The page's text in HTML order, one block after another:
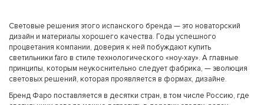
Световые решения этого испанского бренда — это новаторский
дизайн и материалы хорошего качества. Годы успешного
процветания компании, доверия к ней побуждают купить
светильники faro в стиле технологического «ноу-хау». А главные
принципы, которым неукоснительно следует фабрика, — эволюция
световых решений, которая проявляется в формах, дизайне.
Бренд Фаро поставляется в десятки стран, в том числе Россию, где